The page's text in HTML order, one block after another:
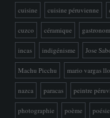
cuisine cuisine péruvienne
cuzco céramique
incas indigénisme Jose
Machu Picchu mario vargas
nazca paracas peintre
photographie poème poésie